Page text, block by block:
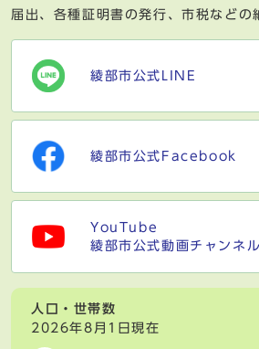
届出、各種証明書の発行、市税などの
綾部市公式LINE
綾部市公式Facebook
YouTube
綾部市公式動画チャンネル
人口・世帯数
2026年8月1日現在